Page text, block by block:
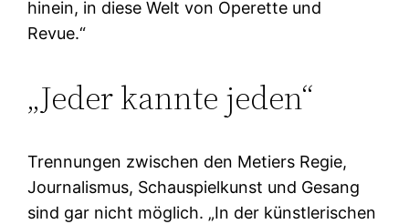
hinein, in diese Welt von Operette und
Revue.“
„Jeder kannte jeden“
Trennungen zwischen den Metiers Regie,
Journalismus, Schauspielkunst und Gesang
sind gar nicht möglich. „In der künstlerischen